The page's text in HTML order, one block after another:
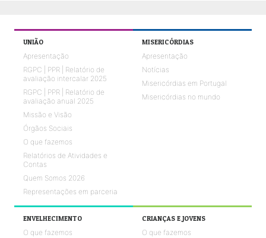
UNIÃO
Apresentação
RGPC | PPR | Relatório de
avaliação intercalar 2025
RGPC | PPR | Relatório de
avaliação anual 2025
Missão e Visão
Órgãos Sociais
O que fazemos
Relatórios de Atividades e
Contas
Quem Somos 2026
Representações em parceria
MISERICÓRDIAS
Apresentação
Notícias
Misericórdias em Portugal
Misericórdias no mundo
ENVELHECIMENTO
O que fazemos
CRIANÇAS E JOVENS
O que fazemos